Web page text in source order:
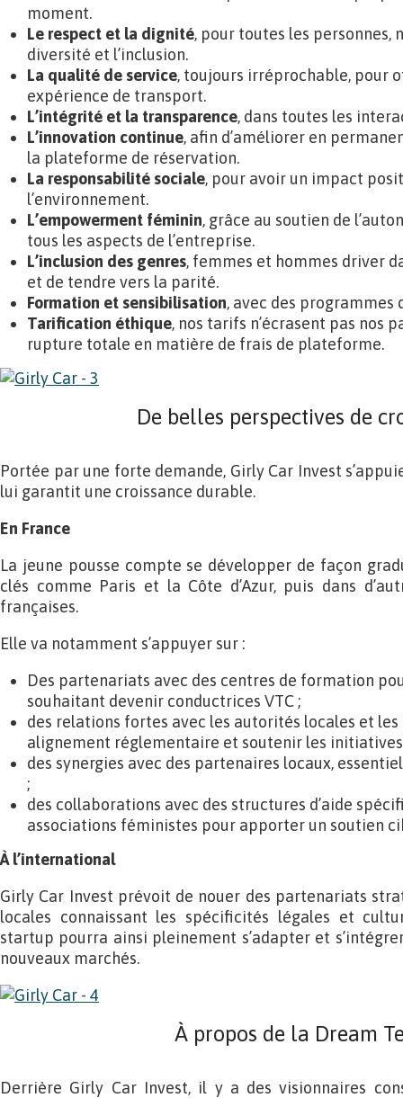
moment.
Le respect et la dignité, pour toutes les
diversité et l’inclusion.
La qualité de service, toujours irréprochable, pour
expérience de transport.
L’intégrité et la transparence, dans toutes les
L’innovation continue, afin d’améliorer en
la plateforme de réservation.
La responsabilité sociale, pour avoir un impact
l’environnement.
L’empowerment féminin, grâce au soutien de
tous les aspects de l’entreprise.
L’inclusion des genres, femmes et hommes driver
et de tendre vers la parité.
Formation et sensibilisation, avec des
Tarification éthique, nos tarifs n’écrasent pas nos
rupture totale en matière de frais de plateforme.
De belles perspectives de
Portée par une forte demande, Girly Car Invest
lui garantit une croissance durable.
En France
La jeune pousse compte se développer de façon
clés comme Paris et la Côte d’Azur, puis dans
françaises.
Elle va notamment s’appuyer sur :
Des partenariats avec des centres de formation
souhaitant devenir conductrices VTC ;
des relations fortes avec les autorités locales et
alignement réglementaire et soutenir les
des synergies avec des partenaires locaux,
;
des collaborations avec des structures d’aide
associations féministes pour apporter un soutien
À l’international
Girly Car Invest prévoit de nouer des partenariats
locales connaissant les spécificités légales et
startup pourra ainsi pleinement s’adapter et
nouveaux marchés.
À propos de la Dream
Derrière Girly Car Invest, il y a des visionnaires